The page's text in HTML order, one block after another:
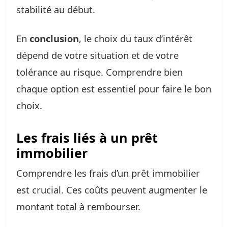
stabilité au début.
En conclusion, le choix du taux d’intérêt
dépend de votre situation et de votre
tolérance au risque. Comprendre bien
chaque option est essentiel pour faire le bon
choix.
Les frais liés à un prêt
immobilier
Comprendre les frais d’un prêt immobilier
est crucial. Ces coûts peuvent augmenter le
montant total à rembourser.